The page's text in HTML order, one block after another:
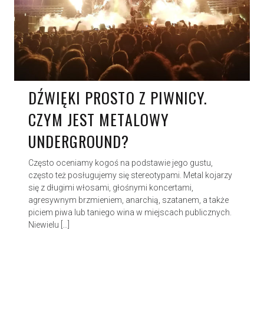
DŹWIĘKI PROSTO Z PIWNICY.
CZYM JEST METALOWY
UNDERGROUND?
Często oceniamy kogoś na podstawie jego gustu,
często też posługujemy się stereotypami. Metal kojarzy
się z długimi włosami, głośnymi koncertami,
agresywnym brzmieniem, anarchią, szatanem, a także
piciem piwa lub taniego wina w miejscach publicznych.
Niewielu […]